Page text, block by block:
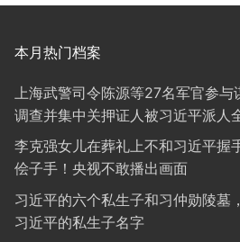
本月热门档案
上海武警司令陈源等27名军官参
调查并集中关押证人被习近平派人
李克强女儿在葬礼上不和习近平握
侩子手！央视不敢播出画面
习近平的六个私生子和习仲勋陵墓
习近平的私生子名字